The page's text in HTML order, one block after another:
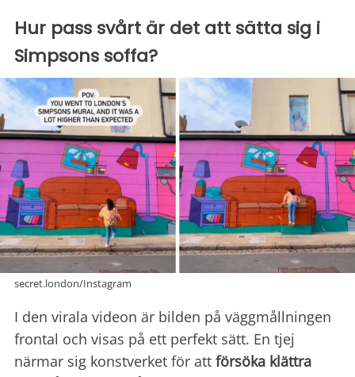
Hur pass svårt är det att sätta sig i
Simpsons soffa?
secret.london/Instagram
I den virala videon är bilden på väggmållningen
frontal och visas på ett perfekt sätt. En tjej
närmar sig konstverket för att försöka klättra